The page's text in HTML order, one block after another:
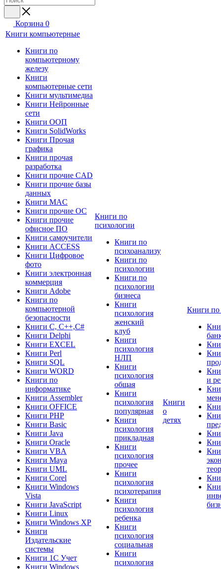
Корзина 0
Книги компьютерные
Книги по
компьютерному
железу
Книги
компьютерные сети
Книги мультимедиа
Книги Нейронные
сети
Книги ООП
Книги SolidWorks
Книги Прочая
графика
Книги прочая
разработка
Книги прочие CAD
Книги прочие базы
данных
Книги MAC
Книги прочие ОС
Книги прочие
офисное ПО
Книги самоучители
Книги ACCESS
Книги Цифровое
фото
Книги электронная
коммерция
Книги Adobe
Книги по
компьютерной
безопасности
Книги C, C++,С#
Книги Delphi
Книги EXCEL
Книги Perl
Книги SQL
Книги WORD
Книги по
информатике
Книги Assembler
Книги OFFICE
Книги PHP
Книги Basic
Книги Java
Книги Oracle
Книги VBA
Книги Maya
Книги UML
Книги Corel
Книги Windows
Vista
Книги JavaScript
Книги Linux
Книги Windows XP
Книги
Издательские
системы
Книги 1C Учет
Книги Windows
Книги по
психологии
Книги по
психоанализу
Книги по
психологии
Книги по
психологии
бизнеса
Книги
психология
женский
клуб
Книги
психология
НЛП
Книги
психология
общая
Книги
психология
популярная
Книги
психология
прикладная
Книги
психология
прочее
Книги
психология
психотерапия
Книги
психология
ребенка
Книги
психология
социальная
Книги
психология
Книги
о
детях
Книги по
и